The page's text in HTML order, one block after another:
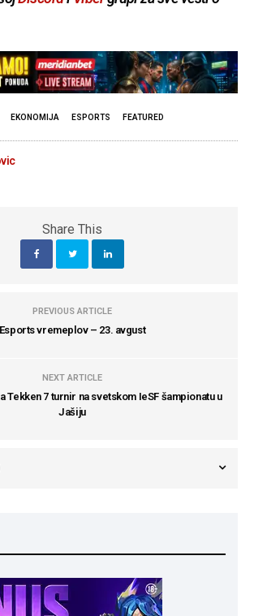
EKONOMIJA ESPORTS FEATURED
Share This
PREVIOUS ARTICLE
Esports vremeplov – 23. avgust
NEXT ARTICLE
Tekken 7 turnir na svetskom IeSF šampionatu u
Jašiju